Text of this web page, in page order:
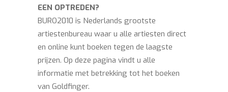
EEN OPTREDEN?
BURO2010 is Nederlands grootste
artiestenbureau waar u alle artiesten direct
en online kunt boeken tegen de laagste
prijzen. Op deze pagina vindt u alle
informatie met betrekking tot het boeken
van Goldfinger.